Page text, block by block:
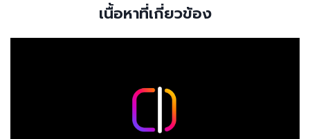
เนื้อหาที่เกี่ยวข้อง